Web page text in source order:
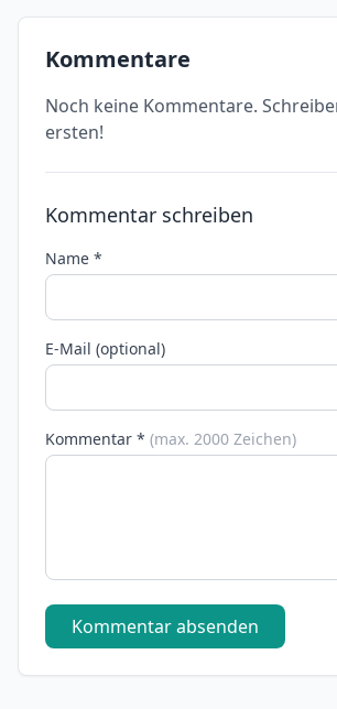
Kommentare
Noch keine Kommentare.
ersten!
Kommentar schreiben
Name *
E-Mail (optional)
Kommentar * (max. 2000 Zeichen)
Kommentar absenden